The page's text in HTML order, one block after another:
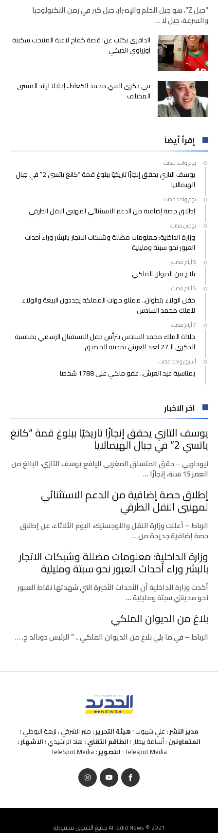
“جيل Z”، هو جيل الحلم والإصرار، جيل كبر في زمن التكنولوجيا
والسرعة، جيل لا …
الدافري يكتب عن: قصة كفاح لاعبة المنتخب سكينة
أوزراوي الديكي
في ذكرى السي محمد الكغاط.. إجلالا لرائد المسرح
المختلف
إقرأ أيضاً
‫‫‫‏‫يوم واحد مضت‬
يوسف التازي يحقق إنجازًا تاريخيًا ببلوغ قمة “كانغ ياتسي 2” في جبال
الهيمالايا
‫‫‫‏‫يوم واحد مضت‬
إطلاق حصة إضافية من الدعم الاستثنائي لمهنيي النقل الطرقي
‫‫‫‏‫يومين مضت‬
وزارة الداخلية: معلومات مضللة وشبكات الاتجار بالبشر وراء أحداث
العبور نحو سبتة ومليلية
بلاغ من الديوان الملكي
حفل الولاء بتطوان.. ممثلو جهات المملكة يجددون البيعة والولاء
للملك محمد السادس
جلالة الملك محمد السادس يترأس حفل الاستقبال الرسمي بمناسبة
الذكرى الـ27 لعيد العرش بمدينة المضيق
‫‫‫‏‫أسبوع واحد مضت‬
بمناسبة عيد العرش.. عفو ملكي على 1788 شخصا
اخر الاخبار
يوسف التازي يحقق إنجازًا تاريخيًا ببلوغ قمة “كانغ
ياتسي 2” في جبال الهيمالايا
نيودلهي – حقق المتسلق المغربي اليافع يوسف التازي، البالغ من
العمر 15 سنة، إنجازًا …
إطلاق حصة إضافية من الدعم الاستثنائي
لمهنيي النقل الطرقي
الرباط – أعلنت وزارة النقل واللوجستيك، اليوم الثلاثاء، عن إطلاق
حصة إضافية جديدة من …
وزارة الداخلية: معلومات مضللة وشبكات الاتجار
بالبشر وراء أحداث العبور نحو سبتة ومليلية
أكدت وزارة الداخلية أن الأحداث الأخيرة التي شهدتها نقاط العبور
نحو مدينتي سبتة ومليلية …
بلاغ من الديوان الملكي
الرباط – في ما يلي بلاغ من الديوان الملكي .. ” الرئيس دونالد ج. …
مدير النشر : علي شيبوب ؛ هيئة التحرير : منير الشرقي ، نزهة البوطي ؛
المتعاونين : أسامة بيطار ؛ الطاقم التقني : هند الراشيدي ؛ الاشهار :
Telespot Media ؛ التصوير :TeleSpot Media
Al Jadid News © 2021 جميع الحقوق محفوظة